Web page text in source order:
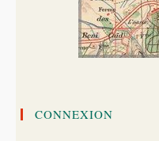
CONNEXION